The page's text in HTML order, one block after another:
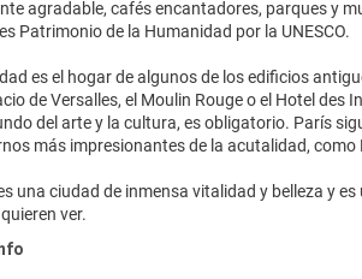
agradable, cafés encantadores, parques y
Patrimonio de la Humanidad por la UNESCO.
es el hogar de algunos de los edificios
de Versalles, el Moulin Rouge o el Hotel
del arte y la cultura, es obligatorio. París
más impresionantes de la acutalidad,
una ciudad de inmensa vitalidad y belleza y